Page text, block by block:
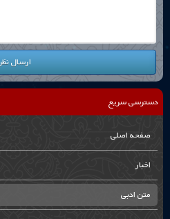
ارسال نظر
دسترسی سریع
صفحه اصلی
اخبار
متن ادبی